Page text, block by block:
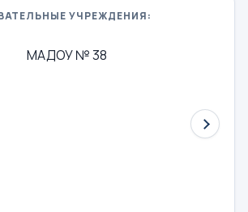
УЧРЕЖДЕНИЯ:
МАДОУ № 38